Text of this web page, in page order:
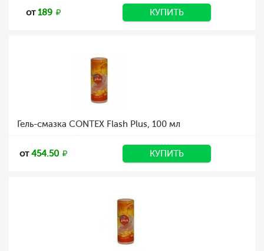
от189 КУПИТЬ
Гель-смазка CONTEX Flash Plus, 100 мл
от454.50 КУПИТЬ